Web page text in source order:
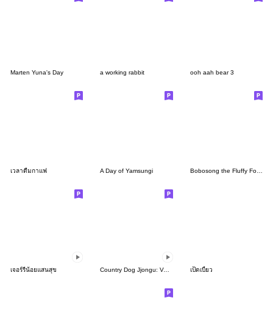
Marten Yuna's Day a working rabbit ooh aah bear 3
เวลาดื่มกาแฟ A Day of Yamsungi Bobosong the Fluffy Fox 8[JP]
เจอร์รี่น้อยแสนสุข Country Dog Jjongu: Valentine Romance เป็ดเบี้ยว